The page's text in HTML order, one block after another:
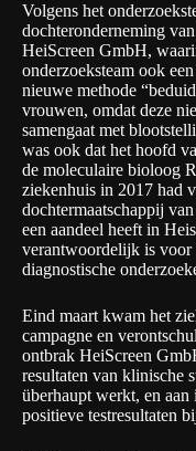
Volgens het
dochteronderneming
HeiScreen GmbH,
onderzoeksteam ook
nieuwe methode
vrouwen, omdat deze
samengaat met
was ook dat het hoofd
de moleculaire bioloog
ziekenhuis in 2017 had
dochtermaatschappij
een aandeel heeft in
verantwoordelijk is voor
diagnostische
Eind maart kwam het
campagne en
ontbrak HeiScreen
resultaten van klinische
überhaupt werkt, en
positieve testresultaten